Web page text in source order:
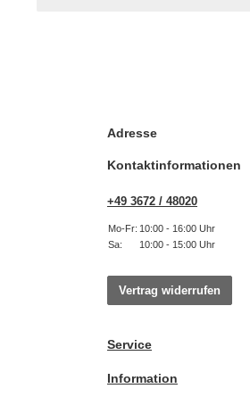
Adresse
Kontaktinformationen
+49 3672 / 48020
Mo-Fr: 10:00 - 16:00 Uhr
Sa:
10:00 - 15:00 Uhr
Vertrag widerrufen
Service
Information